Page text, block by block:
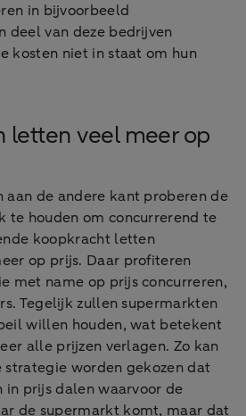
in bijvoorbeeld
deel van deze bedrijven
kosten niet in staat om hun
letten veel meer op
aan de andere kant proberen de
te houden om concurrerend te
koopkracht letten
op prijs. Daar profiteren
met name op prijs concurreren,
Tegelijk zullen supermarkten
willen houden, wat betekent
alle prijzen verlagen. Zo kan
worden gekozen dat
prijs dalen waarvoor de
de supermarkt komt, maar dat